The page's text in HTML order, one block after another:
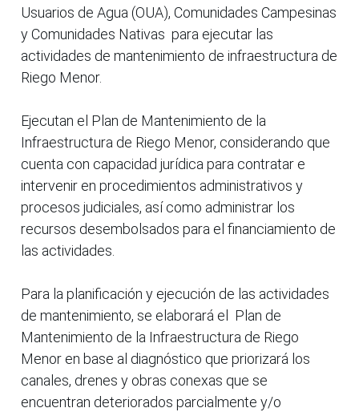
Usuarios de Agua (OUA), Comunidades Campesinas
y Comunidades Nativas para ejecutar las
actividades de mantenimiento de infraestructura de
Riego Menor.
Ejecutan el Plan de Mantenimiento de la
Infraestructura de Riego Menor, considerando que
cuenta con capacidad jurídica para contratar e
intervenir en procedimientos administrativos y
procesos judiciales, así como administrar los
recursos desembolsados para el financiamiento de
las actividades.
Para la planificación y ejecución de las actividades
de mantenimiento, se elaborará el Plan de
Mantenimiento de la Infraestructura de Riego
Menor en base al diagnóstico que priorizará los
canales, drenes y obras conexas que se
encuentran deteriorados parcialmente y/o